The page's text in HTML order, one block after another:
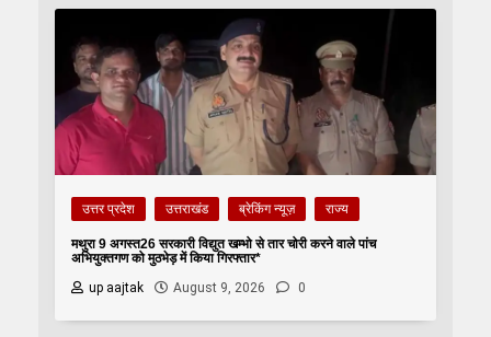
उत्तर प्रदेश उत्तराखंड ब्रेकिंग न्यूज़ राज्य
मथुरा 9 अगस्त26 सरकारी विद्युत खम्भो से तार चोरी करने वाले पांच
अभियुक्तगण को मुठभेड़ में किया गिरफ्तार*
up aajtak
August 9, 2026 0